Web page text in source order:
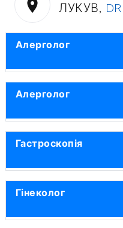
ЛУКУВ,
Алерголог
Алерголог
Гастроскопія
Гінеколог